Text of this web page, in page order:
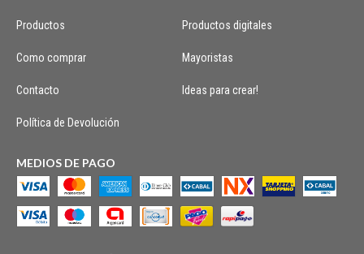
Productos Productos digitales
Como comprar Mayoristas
Contacto Ideas para crear!
Política de Devolución
MEDIOS DE PAGO